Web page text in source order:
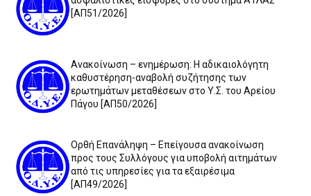
[ΑΠ51/2026]
Ανακοίνωση – ενημέρωση: Η αδικαιολόγητη
καθυστέρηση-αναβολή συζήτησης των
ερωτημάτων μεταθέσεων στο Υ.Σ. του Αρείου
Πάγου [ΑΠ50/2026]
Ορθή Επανάληψη – Επείγουσα ανακοίνωση
προς τους Συλλόγους για υποβολή αιτημάτων
από τις υπηρεσίες για τα εξαιρέσιμα
[ΑΠ49/2026]